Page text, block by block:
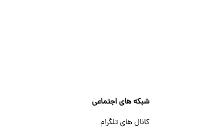
شبکه های اجتماعی
کانال های تلگرام